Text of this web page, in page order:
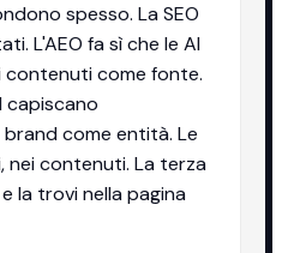
spesso. La SEO
L'AEO fa sì che le AI
contenuti come fonte.
capiscano
come entità. Le
nei contenuti. La terza
la trovi nella pagina